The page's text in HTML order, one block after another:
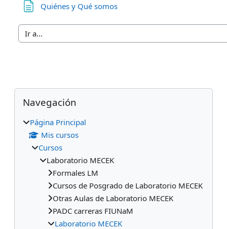
Quiénes y Qué somosPágina
Bloques
Salta Navegación
Navegación
Página Principal
Mis cursos
Cursos
Laboratorio MECEK
Formales LM
Cursos de Posgrado de Laboratorio MECEK
Otras Aulas de Laboratorio MECEK
PADC carreras FIUNaM
Laboratorio MECEK